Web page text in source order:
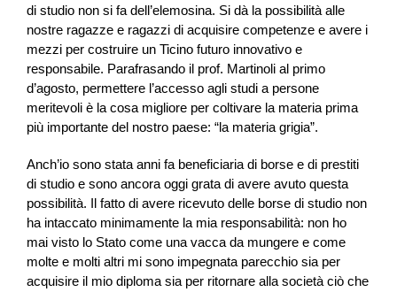
di studio non si fa dell’elemosina. Si dà la possibilità alle
nostre ragazze e ragazzi di acquisire competenze e avere i
mezzi per costruire un Ticino futuro innovativo e
responsabile. Parafrasando il prof. Martinoli al primo
d’agosto, permettere l’accesso agli studi a persone
meritevoli è la cosa migliore per coltivare la materia prima
più importante del nostro paese: “la materia grigia”.
Anch’io sono stata anni fa beneficiaria di borse e di prestiti
di studio e sono ancora oggi grata di avere avuto questa
possibilità. Il fatto di avere ricevuto delle borse di studio non
ha intaccato minimamente la mia responsabilità: non ho
mai visto lo Stato come una vacca da mungere e come
molte e molti altri mi sono impegnata parecchio sia per
acquisire il mio diploma sia per ritornare alla società ciò che